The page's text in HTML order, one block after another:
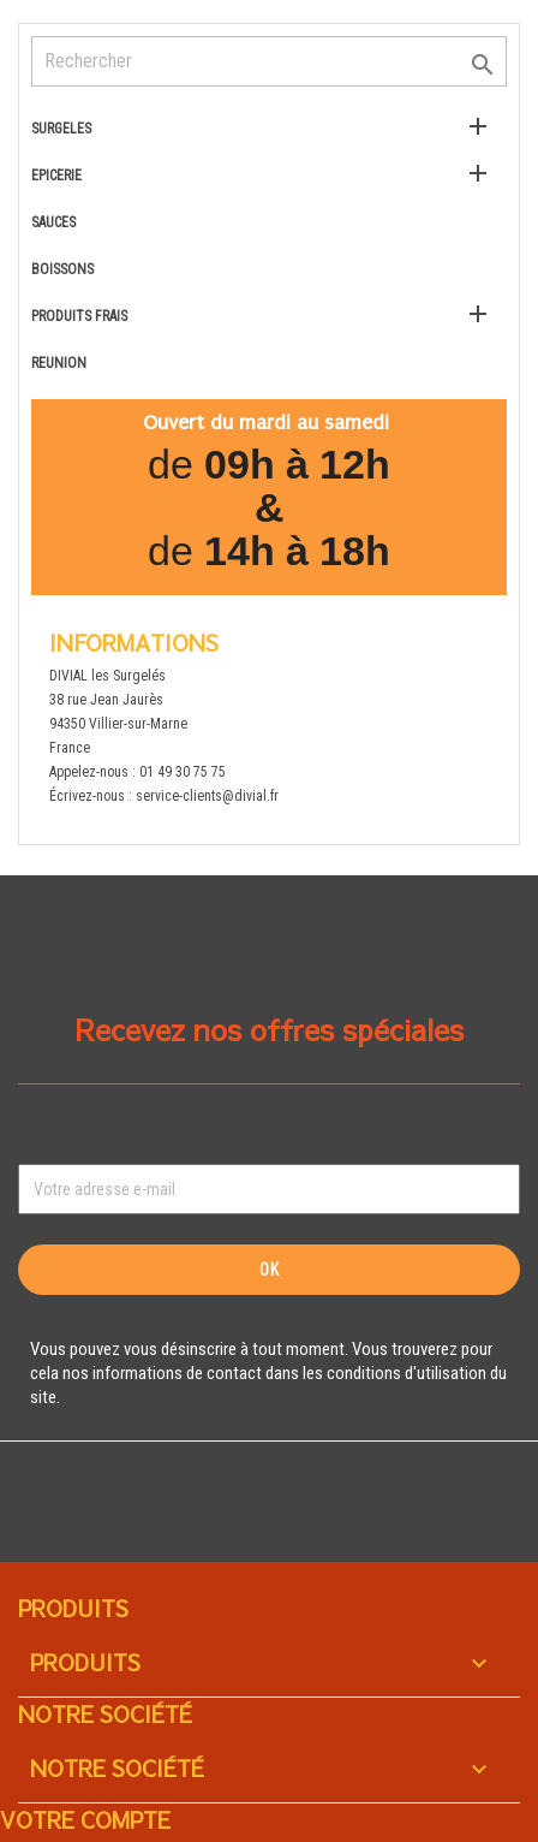

SURGELES 
EPICERIE 
SAUCES
BOISSONS
PRODUITS FRAIS 
REUNION
Ouvert du mardi au samedi
de 09h à 12h
&
de 14h à 18h
INFORMATIONS
DIVIAL les Surgelés
38 rue Jean Jaurès
94350 Villier-sur-Marne
France
Appelez-nous : 01 49 30 75 75
Écrivez-nous : service-clients@divial.fr
Recevez nos offres spéciales
Vous pouvez vous désinscrire à tout moment. Vous trouverez pour
cela nos informations de contact dans les conditions d'utilisation du
site.
PRODUITS
PRODUITS

NOTRE SOCIÉTÉ
NOTRE SOCIÉTÉ

VOTRE COMPTE